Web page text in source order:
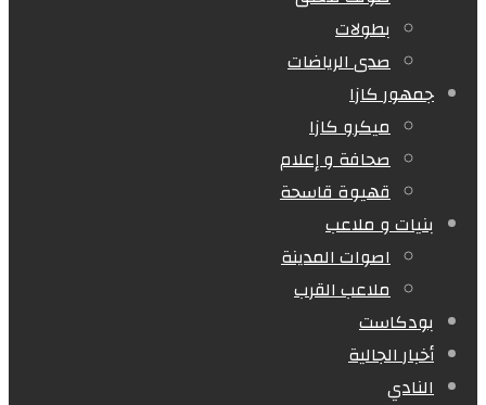
بطولات
صدى الرياضات
جمهور كازا
ميكرو كازا
صحافة و إعلام
قهيوة قاسحة
بنيات و ملاعب
اصوات المدينة
ملاعب القرب
بودكاست
أخبار الجالية
النادي